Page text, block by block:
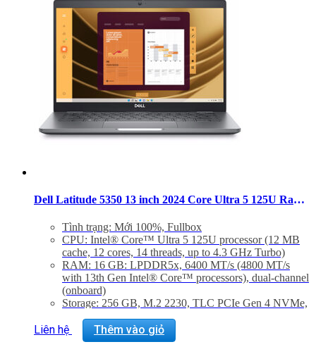
memory
Trọng lượng:
Clamshell computer: 1.23 kg
2-in-1 computer: 1.35 kg
Dell Latitude 5350 13 inch 2024 Core Ultra 5 125U Ram 16GB SSD 256GB FHD Windows 11 Pro
Tình trạng: Mới 100%, Fullbox
CPU: Intel® Core™ Ultra 5 125U processor (12 MB
cache, 12 cores, 14 threads, up to 4.3 GHz Turbo)
RAM: 16 GB: LPDDR5x, 6400 MT/s (4800 MT/s
with 13th Gen Intel® Core™ processors), dual-channel
(onboard)
Storage: 256 GB, M.2 2230, TLC PCIe Gen 4 NVMe,
Màn hình: Laptop, 13.3″, FHD 1920×1080, 60Hz,
IPS, Non-Touch, AG, 250 nit, 45% NTSC, FHD Cam
Liên hệ Thêm vào giỏ